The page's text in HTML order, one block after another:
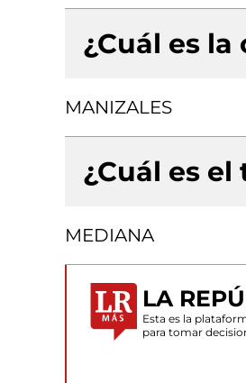
¿Cuál es
MANIZALES
¿Cuál es
MEDIANA
LA
Esta es la
para tomar